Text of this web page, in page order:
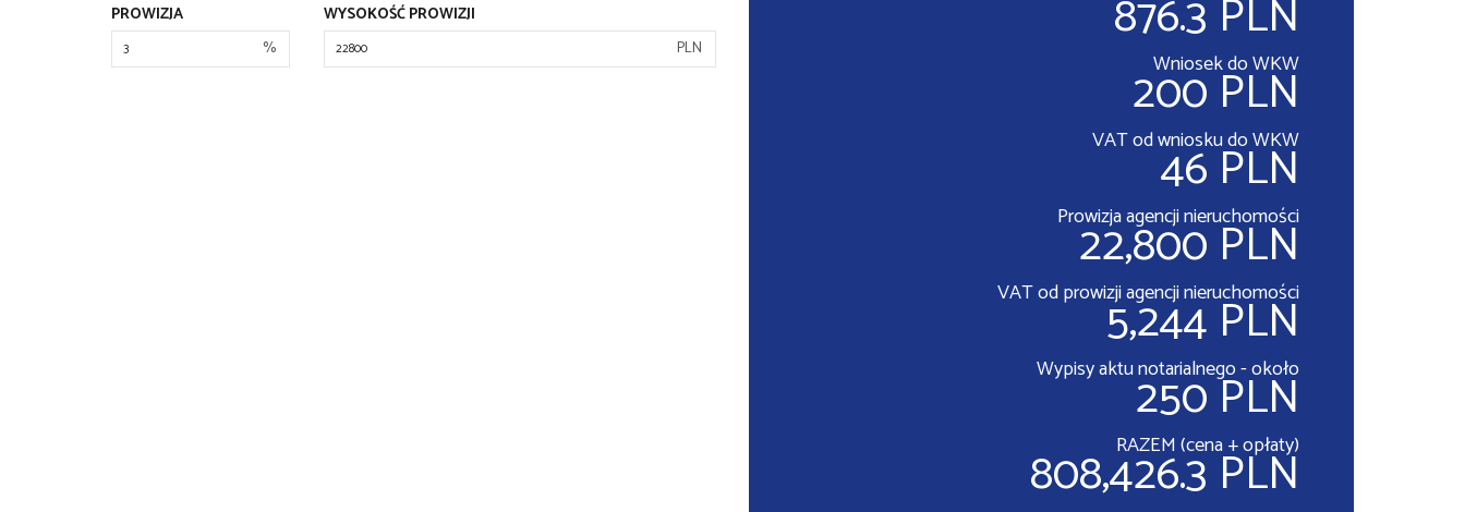
PROWIZJA
%
WYSOKOŚĆ PROWIZJI
PLN
876.3 PLN
Wniosek do WKW
200 PLN
VAT od wniosku do WKW
46 PLN
Prowizja agencji nieruchomości
22,800 PLN
VAT od prowizji agencji nieruchomości
5,244 PLN
Wypisy aktu notarialnego - około
250 PLN
RAZEM (cena + opłaty)
808,426.3 PLN